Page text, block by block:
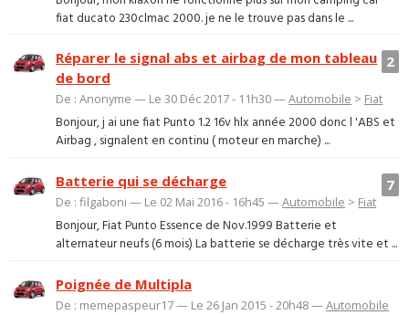
fiat ducato 230clmac 2000. je ne le trouve pas dans le ...
2
Réparer le signal abs et airbag de mon tableau
de bord
De : Anonyme — Le 30 Déc 2017 - 11h30 —Automobile > Fiat
Bonjour, j ai une fiat Punto 1.2 16v hlx année 2000 donc l 'ABS et
Airbag , signalent en continu ( moteur en marche) ...
7
Batterie qui se décharge
De : filgaboni — Le 02 Mai 2016 - 16h45 —Automobile > Fiat
Bonjour, Fiat Punto Essence de Nov.1999 Batterie et
alternateur neufs (6 mois) La batterie se décharge très vite et ...
Poignée de Multipla
De : memepaspeur17 — Le 26 Jan 2015 - 20h48 —Automobile